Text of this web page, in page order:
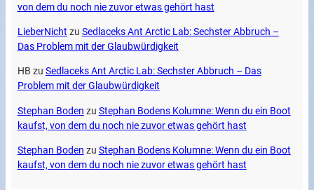
von dem du noch nie zuvor etwas gehört hast
LieberNicht zu Sedlaceks Ant Arctic Lab: Sechster Abbruch –
Das Problem mit der Glaubwürdigkeit
HB zu Sedlaceks Ant Arctic Lab: Sechster Abbruch – Das
Problem mit der Glaubwürdigkeit
Stephan Boden zu Stephan Bodens Kolumne: Wenn du ein Boot
kaufst, von dem du noch nie zuvor etwas gehört hast
Stephan Boden zu Stephan Bodens Kolumne: Wenn du ein Boot
kaufst, von dem du noch nie zuvor etwas gehört hast